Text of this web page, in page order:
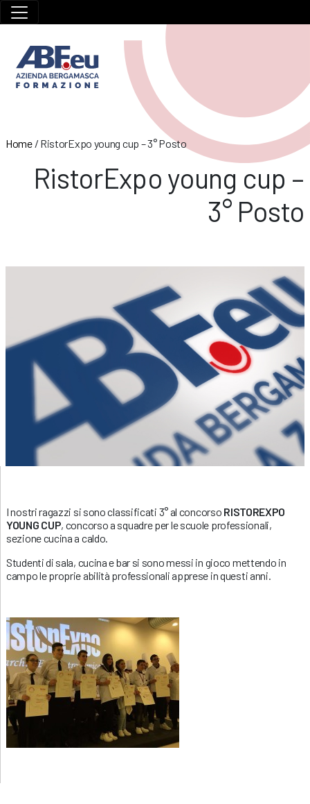
Home/ RistorExpo young cup – 3° Posto
RistorExpo young cup –
3° Posto
I nostri ragazzi si sono classificati 3° al concorso RISTOREXPO
YOUNG CUP, concorso a squadre per le scuole professionali,
sezione cucina a caldo.
Studenti di sala, cucina e bar si sono messi in gioco mettendo in
campo le proprie abilità professionali apprese in questi anni.